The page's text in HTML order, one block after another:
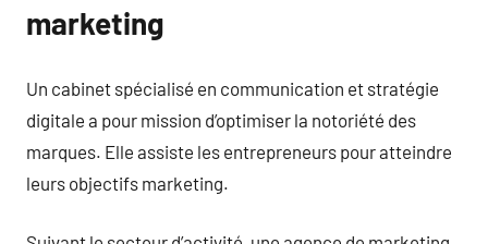
marketing
Un cabinet spécialisé en communication et stratégie
digitale a pour mission d’optimiser la notoriété des
marques. Elle assiste les entrepreneurs pour atteindre
leurs objectifs marketing.